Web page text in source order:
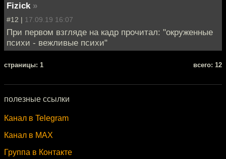
Fizick »
#12 | 17.09.19 16:07
При первом взгляде на кадр прочитал: "окруженные
психи - вежливые психи"
cтраницы: 1 всего: 12
полезные ссылки
Канал в Telegram
Канал в MAX
Группа в Контакте